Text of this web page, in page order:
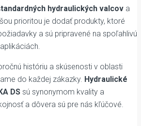
hydraulických valcov a
prioritou je dodať produkty, ktoré
a sú pripravené na spoľahlivú
históriu a skúsenosti v oblasti
do každej zákazky. Hydraulické
DS sú synonymom kvality a
a dôvera sú pre nás kľúčové.